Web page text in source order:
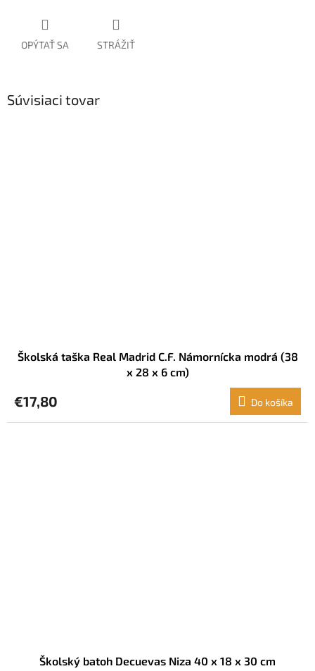
OPÝTAŤ SA STRÁŽIŤ
Súvisiaci tovar
Školská taška Real Madrid C.F. Námornícka modrá (38
x 28 x 6 cm)
€17,80 Do košíka
Školský batoh Decuevas Niza 40 x 18 x 30 cm